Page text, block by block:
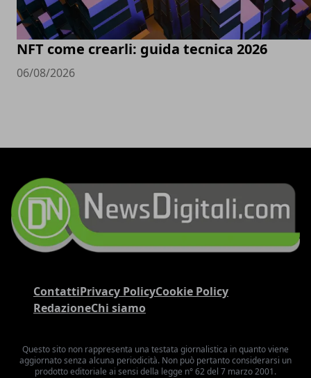
NFT come crearli: guida tecnica 2026
06/08/2026
ContattiPrivacy PolicyCookie Policy
RedazioneChi siamo
Questo sito non rappresenta una testata giornalistica in quanto viene
aggiornato senza alcuna periodicità. Non può pertanto considerarsi un
prodotto editoriale ai sensi della legge n° 62 del 7 marzo 2001.